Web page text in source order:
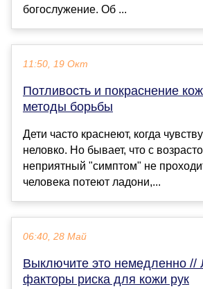
богослужение. Об ...
11:50, 19 Окт
Потливость и покраснение
методы борьбы
Дети часто краснеют, когда
неловко. Но бывает, что с
неприятный "симптом" не
человека потеют ладони,...
06:40, 28 Май
Выключите это немедленно //
факторы риска для кожи рук